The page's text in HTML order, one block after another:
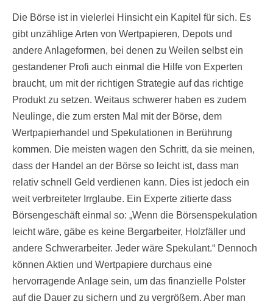
Die Börse ist in vielerlei Hinsicht ein Kapitel für sich. Es
gibt unzählige Arten von Wertpapieren, Depots und
andere Anlageformen, bei denen zu Weilen selbst ein
gestandener Profi auch einmal die Hilfe von Experten
braucht, um mit der richtigen Strategie auf das richtige
Produkt zu setzen. Weitaus schwerer haben es zudem
Neulinge, die zum ersten Mal mit der Börse, dem
Wertpapierhandel und Spekulationen in Berührung
kommen. Die meisten wagen den Schritt, da sie meinen,
dass der Handel an der Börse so leicht ist, dass man
relativ schnell Geld verdienen kann. Dies ist jedoch ein
weit verbreiteter Irrglaube. Ein Experte zitierte dass
Börsengeschäft einmal so: „Wenn die Börsenspekulation
leicht wäre, gäbe es keine Bergarbeiter, Holzfäller und
andere Schwerarbeiter. Jeder wäre Spekulant.“ Dennoch
können Aktien und Wertpapiere durchaus eine
hervorragende Anlage sein, um das finanzielle Polster
auf die Dauer zu sichern und zu vergrößern. Aber man